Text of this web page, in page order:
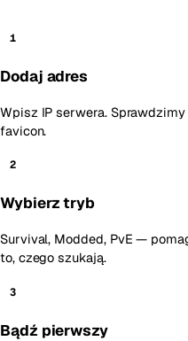
1
Dodaj adres
Wpisz IP serwera.
favicon.
2
Wybierz tryb
Survival, Modded, PvE —
to, czego szukają.
3
Bądź pierwszy